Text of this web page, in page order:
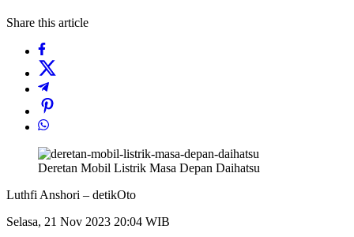
Share this article
Deretan Mobil Listrik Masa Depan Daihatsu
Luthfi Anshori – detikOto
Selasa, 21 Nov 2023 20:04 WIB